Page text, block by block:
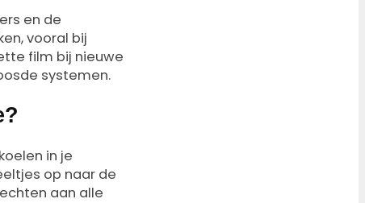
en de
vooral bij
film bij nieuwe
systemen.
in je
op naar de
aan alle